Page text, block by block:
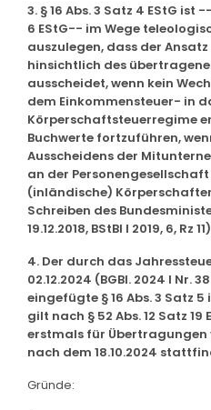
3. § 16 Abs. 3 Satz 4 EStG ist
6 EStG-- im Wege
auszulegen, dass der
hinsichtlich des
ausscheidet, wenn kein
dem Einkommensteuer- in
Körperschaftsteuerregime
Buchwerte fortzuführen,
Ausscheidens der
an der
(inländische)
Schreiben des
19.12.2018, BStBl I 2019, 6, Rz
4. Der durch das
02.12.2024 (BGBl. 2024 I Nr.
eingefügte § 16 Abs. 3 Satz 5
gilt nach § 52 Abs. 12 Satz 19
erstmals für
nach dem 18.10.2024
Gründe: